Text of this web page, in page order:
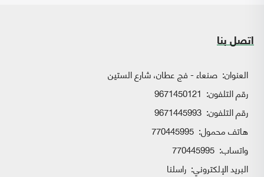
اتصل بنا
العنوان: صنعاء - فج عطان، شارع الستين
رقم التلفون: 9671450121
رقم التلفون: 9671445993
هاتف محمول: 770445995
واتساب:
البريد الإلكتروني: راسلنا